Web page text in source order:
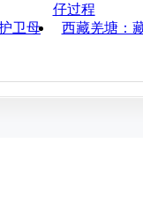
仔过程
卫母
西藏羌塘：